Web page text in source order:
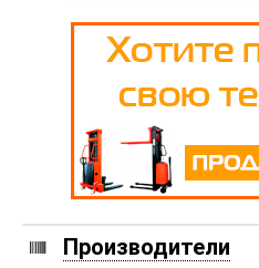
Производители